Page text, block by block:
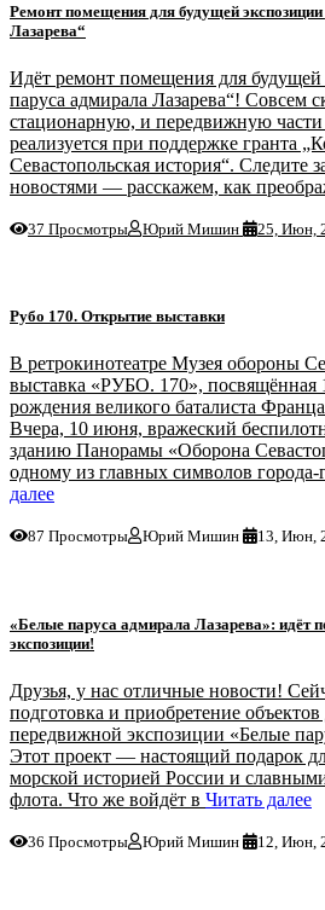
Ремонт помещения для будущей
Лазарева“
Идёт ремонт помещения для
паруса адмирала Лазарева“! Совсем
стационарную, и передвижную
реализуется при поддержке гранта
Севастопольская история“. Следите
новостями — расскажем, как
37 Просмотры Юрий Мишин 25, Июн,
Рубо 170. Открытие выставки
В ретрокинотеатре Музея обороны
выставка «РУБО. 170», посвящённая
рождения великого баталиста
Вчера, 10 июня, вражеский
зданию Панорамы «Оборона
одному из главных символов
далее
87 Просмотры Юрий Мишин 13, Июн,
«Белые паруса адмирала Лазарева»: идёт
экспозиции!
Друзья, у нас отличные новости!
подготовка и приобретение
передвижной экспозиции «Белые
Этот проект — настоящий подарок
морской историей России и
флота. Что же войдёт в Читать далее
36 Просмотры Юрий Мишин 12, Июн,